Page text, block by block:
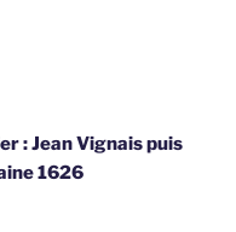
: Jean Vignais puis
1626